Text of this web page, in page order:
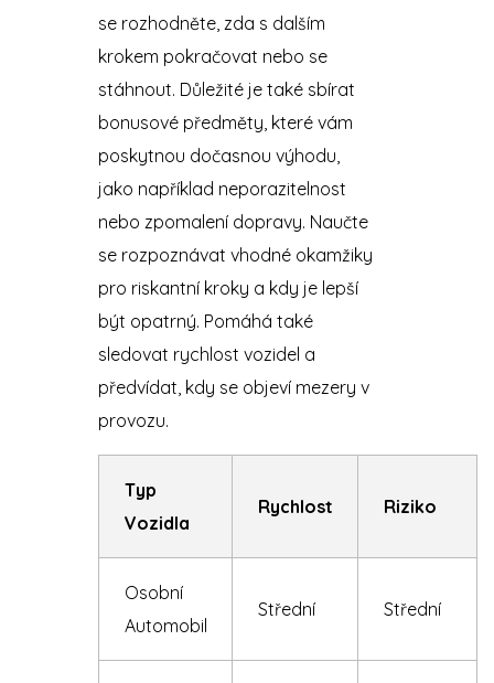
se rozhodněte, zda s dalším
krokem pokračovat nebo se
stáhnout. Důležité je také sbírat
bonusové předměty, které vám
poskytnou dočasnou výhodu,
jako například neporazitelnost
nebo zpomalení dopravy. Naučte
se rozpoznávat vhodné okamžiky
pro riskantní kroky a kdy je lepší
být opatrný. Pomáhá také
sledovat rychlost vozidel a
předvídat, kdy se objeví mezery v
provozu.
Typ
Vozidla
Rychlost Riziko
Osobní
Automobil
Střední Střední